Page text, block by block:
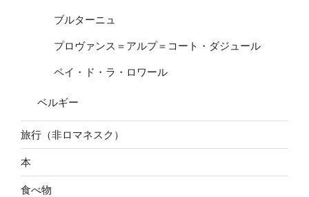
ブルターニュ
プロヴァンス＝アルプ＝コート・ダジュール
ペイ・ド・ラ・ロワール
ベルギー
旅行（非ロマネスク）
本
食べ物